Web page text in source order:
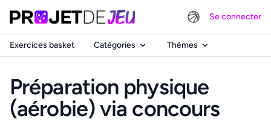
Se connecter
Exercices basket Catégories Thèmes
Préparation physique
(aérobie) via concours